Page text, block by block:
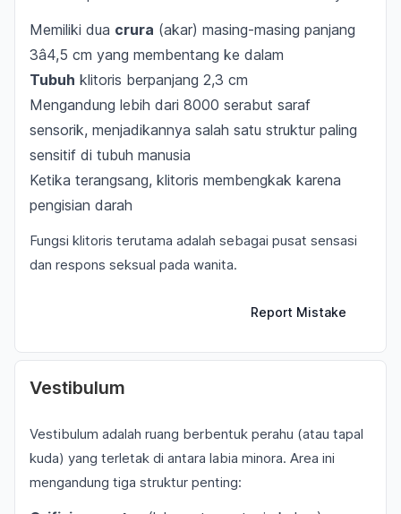
Memiliki dua crura (akar) masing-masing panjang
3â4,5 cm yang membentang ke dalam
Tubuh klitoris berpanjang 2,3 cm
Mengandung lebih dari 8000 serabut saraf
sensorik, menjadikannya salah satu struktur paling
sensitif di tubuh manusia
Ketika terangsang, klitoris membengkak karena
pengisian darah
Fungsi klitoris terutama adalah sebagai pusat sensasi
dan respons seksual pada wanita.
Report Mistake
Vestibulum
Vestibulum adalah ruang berbentuk perahu (atau tapal
kuda) yang terletak di antara labia minora. Area ini
mengandung tiga struktur penting: